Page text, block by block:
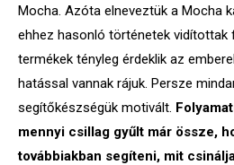
Mocha. Azóta elneveztük a Mocha
ehhez hasonló történetek vidítottak
termékek tényleg érdeklik az
hatással vannak rájuk. Persze
segítőkészségük motivált.
mennyi csillag gyűlt már össze,
továbbiakban segíteni, mit